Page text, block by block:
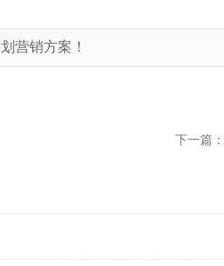
营销方案！
下一篇：